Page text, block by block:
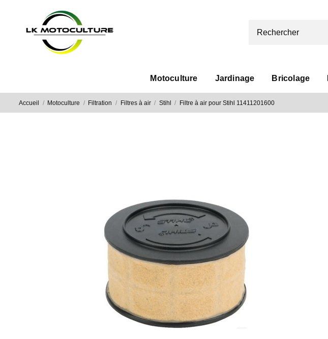
Motoculture Jardinage Bricolage
Accueil Motoculture Filtration Filtres à air Stihl Filtre à air pour Stihl 11411201600